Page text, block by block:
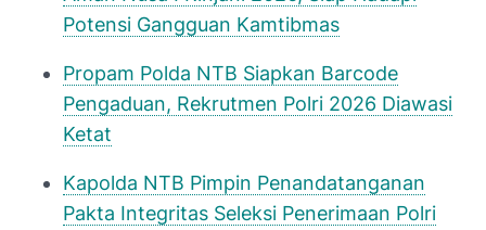
Potensi Gangguan Kamtibmas
Propam Polda NTB Siapkan Barcode
Pengaduan, Rekrutmen Polri 2026 Diawasi
Ketat
Kapolda NTB Pimpin Penandatanganan
Pakta Integritas Seleksi Penerimaan Polri